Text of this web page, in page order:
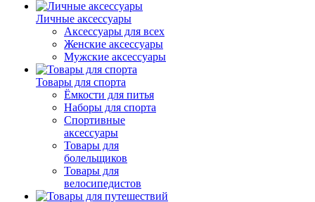
Личные аксессуары
Аксессуары для всех
Женские аксессуары
Мужские аксессуары
Товары для спорта
Ёмкости для питья
Наборы для спорта
Спортивные
аксессуары
Товары для
болельщиков
Товары для
велосипедистов